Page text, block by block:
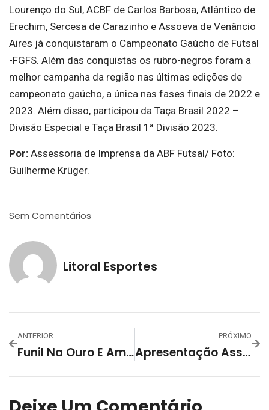
Lourenço do Sul, ACBF de Carlos Barbosa, Atlântico de
Erechim, Sercesa de Carazinho e Assoeva de Venâncio
Aires já conquistaram o Campeonato Gaúcho de Futsal
-FGFS. Além das conquistas os rubro-negros foram a
melhor campanha da região nas últimas edições de
campeonato gaúcho, a única nas fases finais de 2022 e
2023. Além disso, participou da Taça Brasil 2022 –
Divisão Especial e Taça Brasil 1ª Divisão 2023.
Por: Assessoria de Imprensa da ABF Futsal/ Foto:
Guilherme Krüger.
Sem Comentários
Litoral Esportes
ANTERIOR
Funil Na Ouro E Amplimaq Na Prata, Os Campeões Do 59° Campeonato Aberto De Futsal Do Grêmio Esportivo Lourenciano
PRÓXIMO
Apresentação Associação Brasil Futsal São Lourenço Do Sul – ABF Temporada 2024